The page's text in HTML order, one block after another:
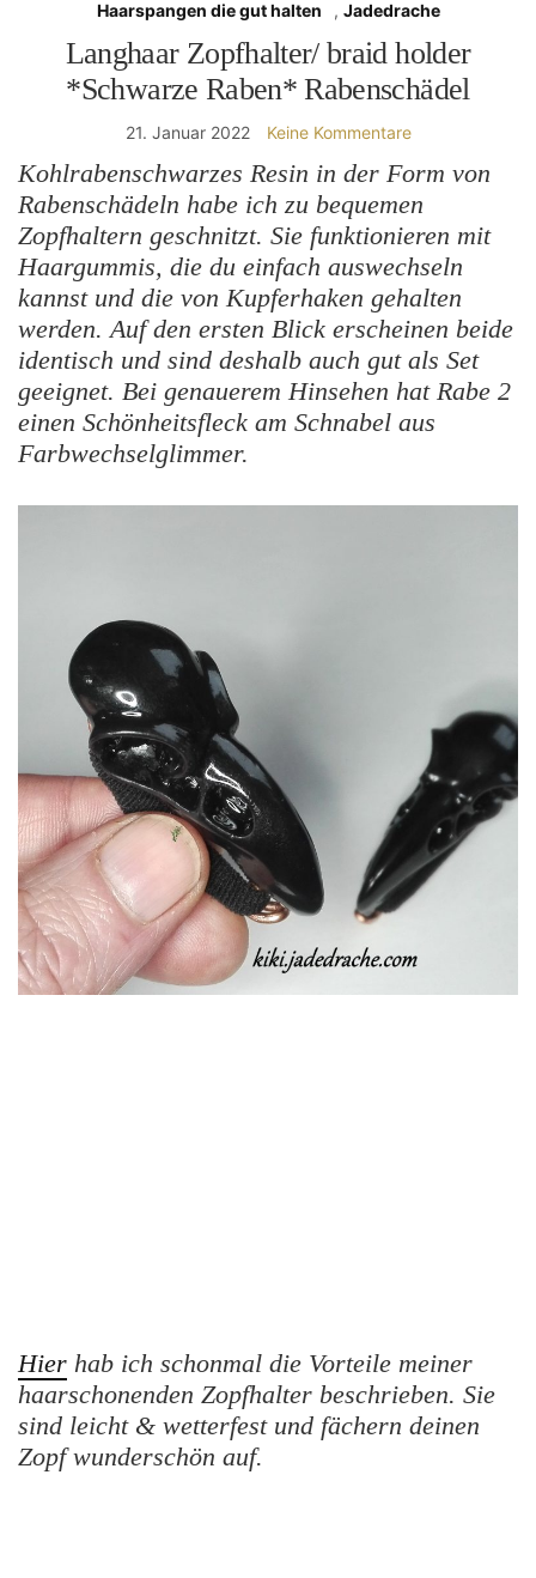
Haarspangen die gut halten , Jadedrache
Langhaar Zopfhalter/ braid holder
*Schwarze Raben* Rabenschädel
21. Januar 2022 Keine Kommentare
Kohlrabenschwarzes Resin in der Form von
Rabenschädeln habe ich zu bequemen
Zopfhaltern geschnitzt. Sie funktionieren mit
Haargummis, die du einfach auswechseln
kannst und die von Kupferhaken gehalten
werden. Auf den ersten Blick erscheinen beide
identisch und sind deshalb auch gut als Set
geeignet. Bei genauerem Hinsehen hat Rabe 2
einen Schönheitsfleck am Schnabel aus
Farbwechselglimmer.
Hier hab ich schonmal die Vorteile meiner
haarschonenden Zopfhalter beschrieben. Sie
sind leicht & wetterfest und fächern deinen
Zopf wunderschön auf.